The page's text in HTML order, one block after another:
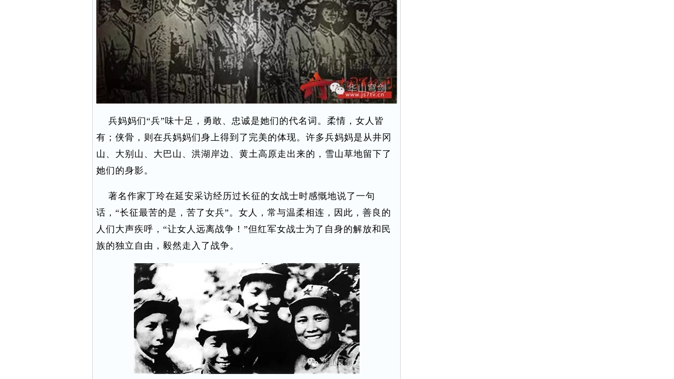
兵妈妈们“兵”味十足，勇敢、忠诚是她们的代名词。柔情，女人皆
有；侠骨，则在兵妈妈们身上得到了完美的体现。许多兵妈妈是从井冈
山、大别山、大巴山、洪湖岸边、黄土高原走出来的，雪山草地留下了
她们的身影。
著名作家丁玲在延安采访经历过长征的女战士时感慨地说了一句
话，“长征最苦的是，苦了女兵”。女人，常与温柔相连，因此，善良的
人们大声疾呼，“让女人远离战争！”但红军女战士为了自身的解放和民
族的独立自由，毅然走入了战争。